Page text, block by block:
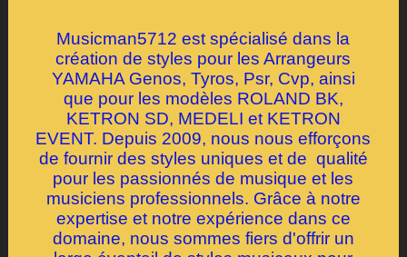
Musicman5712 est spécialisé dans la
création de styles pour les Arrangeurs
YAMAHA Genos, Tyros, Psr, Cvp, ainsi
que pour les modèles ROLAND BK,
KETRON SD, MEDELI et KETRON
EVENT. Depuis 2009, nous nous efforçons
de fournir des styles uniques et de qualité
pour les passionnés de musique et les
musiciens professionnels. Grâce à notre
expertise et notre expérience dans ce
domaine, nous sommes fiers d'offrir un